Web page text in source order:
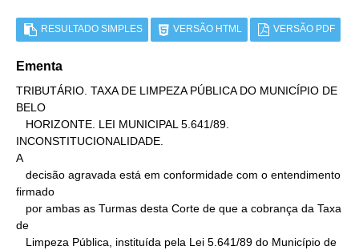
RESULTADO SIMPLES VERSÃO HTML VERSÃO PDF
Ementa
TRIBUTÁRIO. TAXA DE LIMPEZA PÚBLICA DO MUNICÍPIO DE
BELO
INCONSTITUCIONALIDADE.
A
firmado
de